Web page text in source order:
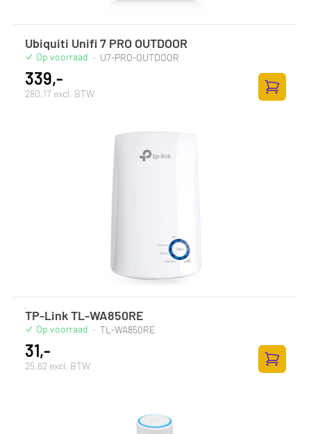
Ubiquiti Unifi 7 PRO OUTDOOR
Op voorraad · U7-PRO-OUTDOOR
339,-
280,17 excl. BTW
TP-Link TL-WA850RE
Op voorraad · TL-WA850RE
31,-
25,62 excl. BTW